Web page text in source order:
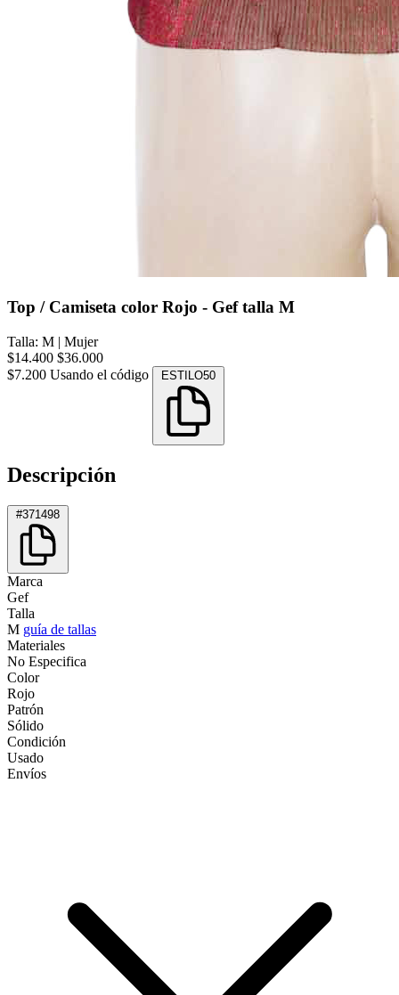
Top / Camiseta color Rojo - Gef talla M
Talla: M | Mujer
$14.400 $36.000
$7.200 Usando el código ESTILO50
Descripción
#371498
Marca
Gef
Talla
M guía de tallas
Materiales
No Especifica
Color
Rojo
Patrón
Sólido
Condición
Usado
Envíos